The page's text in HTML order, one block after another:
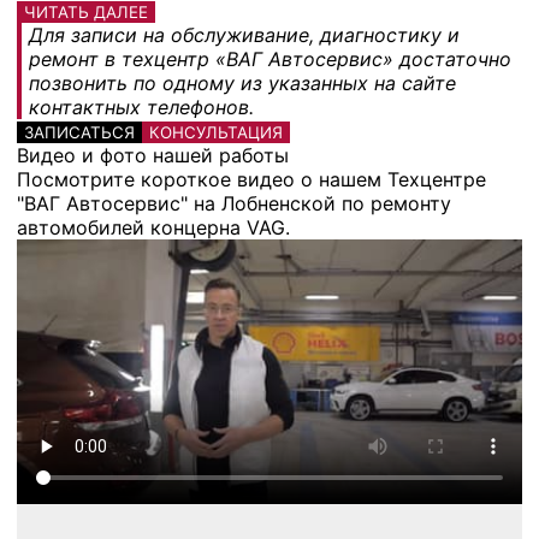
ЧИТАТЬ ДАЛЕЕ
Для записи на обслуживание, диагностику и
ремонт в техцентр «ВАГ Автосервис» достаточно
позвонить по одному из указанных на сайте
контактных телефонов.
ЗАПИСАТЬСЯ КОНСУЛЬТАЦИЯ
Видео и фото нашей работы
Посмотрите короткое видео о нашем Техцентре
"ВАГ Автосервис" на Лобненской по ремонту
автомобилей концерна VAG.